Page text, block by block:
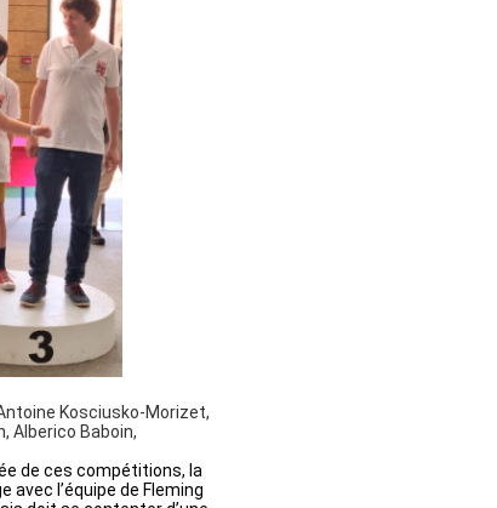
Kosciusko-Morizet,
Alberico Baboin,
de ces compétitions, la
avec l’équipe de Fleming